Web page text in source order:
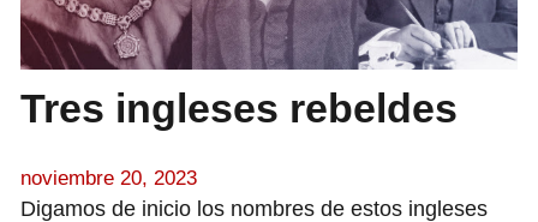
Tres ingleses rebeldes
noviembre 20, 2023
Digamos de inicio los nombres de estos ingleses